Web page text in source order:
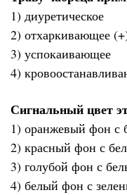
1) диуретическое
2) отхаркивающее
3) успокаивающее
4)
Сигнальный цвет
1) оранжевый фон
2) красный фон с
3) голубой фон с
4) белый фон с